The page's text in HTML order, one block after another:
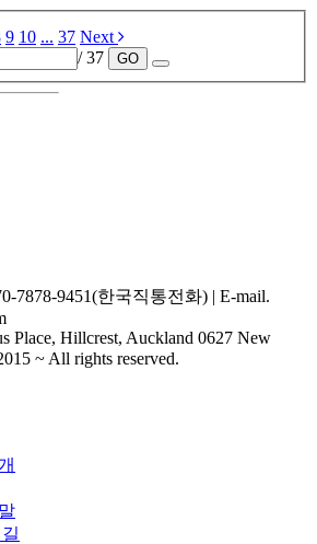
9 10 ... 37 Next
/ 37
GO
7878-9451(한국직통전화) | E-mail.
Place, Hillcrest, Auckland 0627 New
~ All rights reserved.